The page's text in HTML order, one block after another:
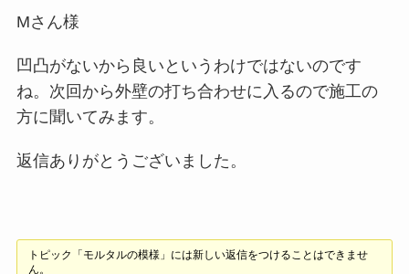
Mさん様
凹凸がないから良いというわけではないのです
ね。次回から外壁の打ち合わせに入るので施工の
方に聞いてみます。
返信ありがとうございました。
トピック「モルタルの模様」には新しい返信をつけることはできませ
ん。